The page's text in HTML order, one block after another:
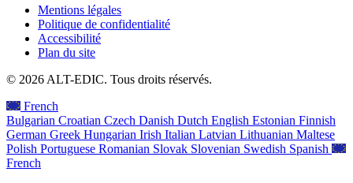
Mentions légales
Politique de confidentialité
Accessibilité
Plan du site
© 2026 ALT-EDIC. Tous droits réservés.
French
Bulgarian Croatian Czech Danish Dutch English Estonian Finnish
German Greek Hungarian Irish Italian Latvian Lithuanian Maltese
Polish Portuguese Romanian Slovak Slovenian Swedish Spanish
French